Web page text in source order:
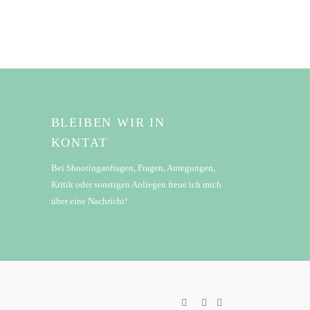
BLEIBEN WIR IN
KONTAT
Bei Shootinganfragen, Fragen, Anregungen,
Kritik oder sonstigen Anliegen freue ich mich
über eine Nachricht!